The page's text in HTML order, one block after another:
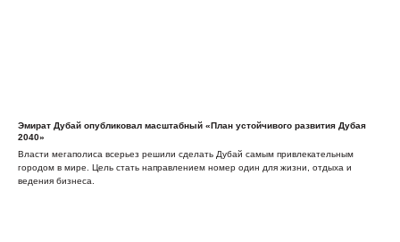
Эмират Дубай опубликовал масштабный «План устойчивого развития Дубая
2040»
Власти мегаполиса всерьез решили сделать Дубай самым привлекательным
городом в мире. Цель стать направлением номер один для жизни, отдыха и
ведения бизнеса.